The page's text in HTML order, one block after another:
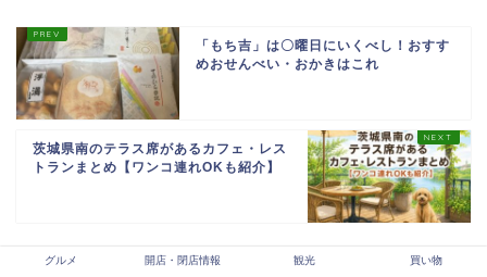
「もち吉」は〇曜日にいくべし！おすす
めおせんべい・おかきはこれ
茨城県南のテラス席があるカフェ・レス
トランまとめ【ワンコ連れOKも紹介】
グルメ 開店・閉店情報 観光 買い物